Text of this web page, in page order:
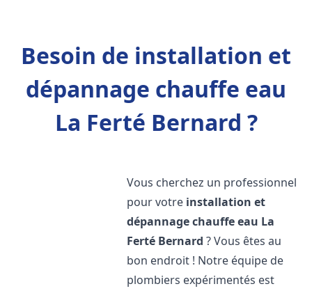
Besoin de installation et
dépannage chauffe eau
La Ferté Bernard ?
Vous cherchez un professionnel
pour votre installation et
dépannage chauffe eau La
Ferté Bernard ? Vous êtes au
bon endroit ! Notre équipe de
plombiers expérimentés est